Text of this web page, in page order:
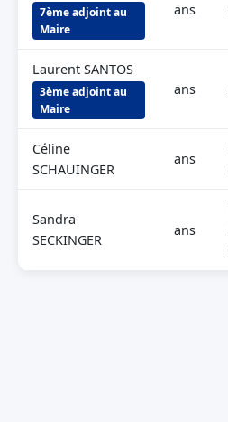
7ème adjoint au
Maire
ans
Laurent SANTOS
3ème adjoint au
Maire
ans
Céline
SCHAUINGER
ans
Sandra
SECKINGER
ans